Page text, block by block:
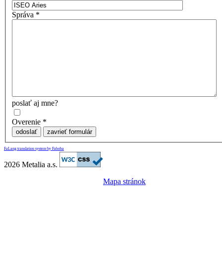
Správa *
poslať aj mne?
Overenie *
odoslať zavrieť formulár
FaLang translation system by Faboba
2026 Metalia a.s.
Mapa stránok